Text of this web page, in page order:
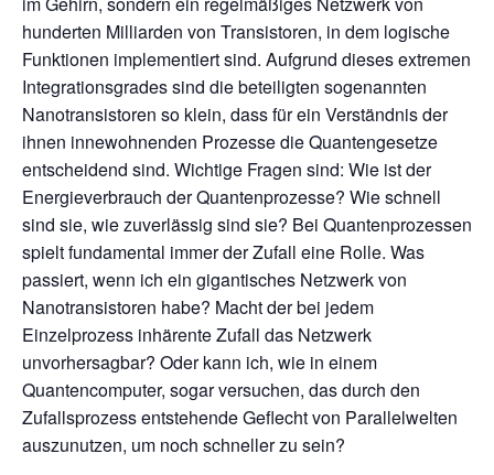
hunderten Milliarden von Transistoren, in dem logische
Funktionen implementiert sind. Aufgrund dieses extremen
Integrationsgrades sind die beteiligten sogenannten
Nanotransistoren so klein, dass für ein Verständnis der
ihnen innewohnenden Prozesse die Quantengesetze
entscheidend sind. Wichtige Fragen sind: Wie ist der
Energieverbrauch der Quantenprozesse? Wie schnell
sind sie, wie zuverlässig sind sie? Bei Quantenprozessen
spielt fundamental immer der Zufall eine Rolle. Was
passiert, wenn ich ein gigantisches Netzwerk von
Nanotransistoren habe? Macht der bei jedem
Einzelprozess inhärente Zufall das Netzwerk
unvorhersagbar? Oder kann ich, wie in einem
Quantencomputer, sogar versuchen, das durch den
Zufallsprozess entstehende Geflecht von Parallelwelten
auszunutzen, um noch schneller zu sein?